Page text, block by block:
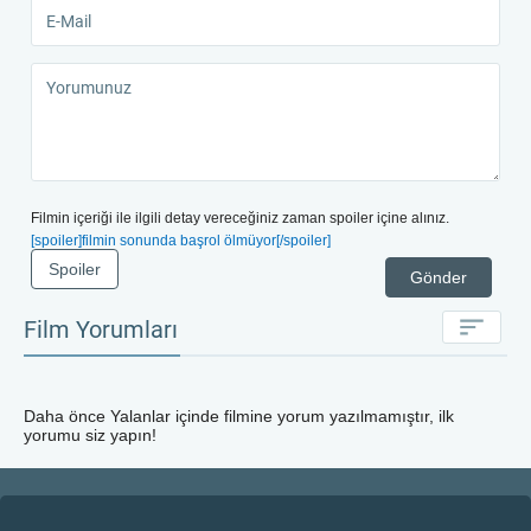
Filmin içeriği ile ilgili detay vereceğiniz zaman spoiler içine alınız.
[spoiler]filmin sonunda başrol ölmüyor[/spoiler]
Gönder
Spoiler
Film Yorumları
Daha önce Yalanlar içinde filmine yorum yazılmamıştır, ilk
yorumu siz yapın!